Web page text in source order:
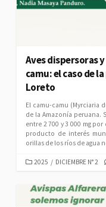
Aves dispersoras
camu: el caso de
Loreto
El camu-camu (Myrciaria
de la Amazonía
entre 2 700 y 3 000 mg
producto de interés
orillas de los ríos de agua
CATEGORIES
2025 / DICIEMBRE N° 2